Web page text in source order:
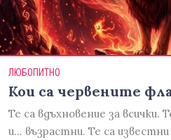
ЛЮБОПИТНО
Кои са червените
Те са вдъхновение за всички.
и... възрастни. Те са